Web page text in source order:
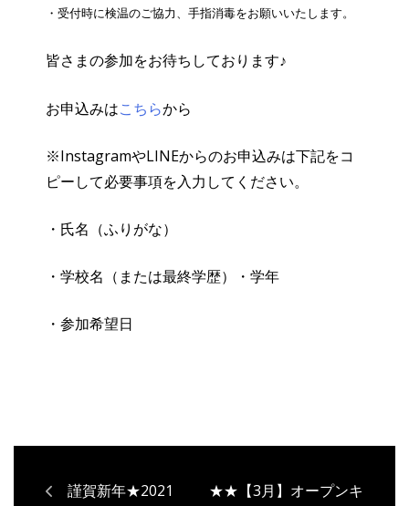
・受付時に検温のご協力、手指消毒をお願いいたします。
皆さまの参加をお待ちしております♪
お申込みはこちらから
※InstagramやLINEからのお申込みは下記をコ
ピーして必要事項を入力してください。
・氏名（ふりがな）
・学校名（または最終学歴）・学年
・参加希望日
謹賀新年★2021 ★★【3月】オープンキ